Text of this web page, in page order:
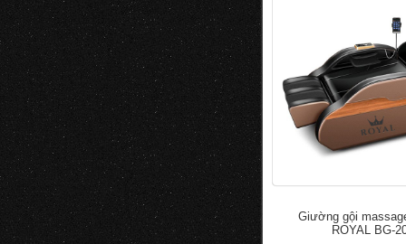
Giường gội
ROYAL BG-